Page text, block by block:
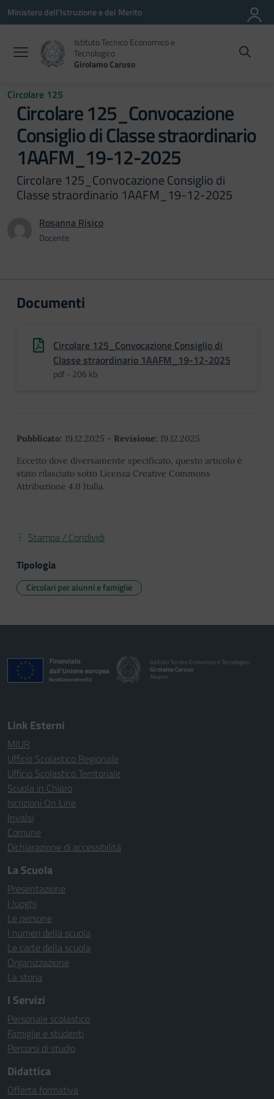
Vai ai contenuti
Vai al menu di navigazione
Vai al footer
Ministero dell'Istruzione e del Merito
Istituto Tecnico Economico e
Tecnologico
Girolamo Caruso
Circolare 125
Circolare 125_Convocazione
Consiglio di Classe straordinario
1AAFM_19-12-2025
Circolare 125_Convocazione Consiglio di
Classe straordinario 1AAFM_19-12-2025
Rosanna Risico
Docente
Documenti
Circolare 125_Convocazione Consiglio di
Classe straordinario 1AAFM_19-12-2025
pdf - 206 kb
Pubblicato: 19.12.2025 - Revisione: 19.12.2025
Eccetto dove diversamente specificato, questo articolo è
stato rilasciato sotto Licenza Creative Commons
Attribuzione 4.0 Italia.
Stampa / Condividi
Tipologia
Circolari per alunni e famiglie
Istituto Tecnico Economico e Tecnologico
Girolamo Caruso
Alcamo
Link Esterni
MIUR
Ufficio Scolastico Regionale
Ufficio Scolastico Territoriale
Scuola in Chiaro
Iscrizioni On Line
Invalsi
Comune
Dichiarazione di accessibilità
La Scuola
Presentazione
I luoghi
Le persone
I numeri della scuola
Le carte della scuola
Organizzazione
La storia
I Servizi
Personale scolastico
Famiglie e studenti
Percorsi di studio
Didattica
Offerta formativa